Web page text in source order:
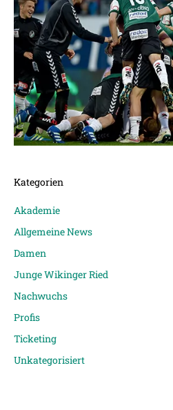
Kategorien
Akademie
Allgemeine News
Damen
Junge Wikinger Ried
Nachwuchs
Profis
Ticketing
Unkategorisiert